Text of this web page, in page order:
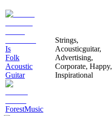
Is
Folk
Acoustic
Guitar
ForestMusic
Strings,
Acousticguitar,
Advertising,
Corporate, Happy,
Inspirational